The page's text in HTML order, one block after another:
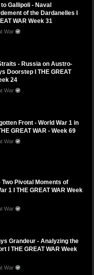
Gallipoli - Naval
of the Dardanelles I
WAR Week 31
War
- Russia on Austro-
Doorstep I THE GREAT
24
War
Front - World War 1 in
GREAT WAR - Week 69
War
Two Pivotal Moments of
1 I THE GREAT WAR Week
War
Grandeur - Analyzing the
I THE GREAT WAR Week
War